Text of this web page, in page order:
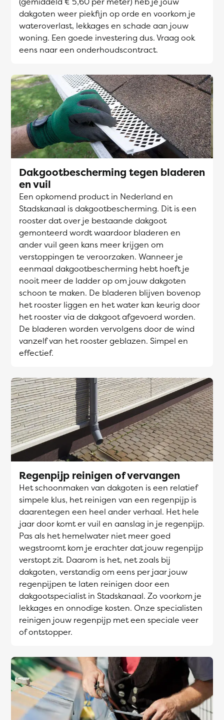
dakgoten weer piekfijn op orde en voorkom je
wateroverlast, lekkages en schade aan jouw
woning. Een goede investering dus. Vraag ook
eens naar een onderhoudscontract.
Dakgootbescherming tegen bladeren
en vuil
Een opkomend product in Nederland en
Stadskanaal is dakgootbescherming. Dit is een
rooster dat over je bestaande dakgoot
gemonteerd wordt waardoor bladeren en
ander vuil geen kans meer krijgen om
verstoppingen te veroorzaken. Wanneer je
eenmaal dakgootbescherming hebt hoeft je
nooit meer de ladder op om jouw dakgoten
schoon te maken. De bladeren blijven bovenop
het rooster liggen en het water kan keurig door
het rooster via de dakgoot afgevoerd worden.
De bladeren worden vervolgens door de wind
vanzelf van het rooster geblazen. Simpel en
effectief.
Regenpijp reinigen of vervangen
Het schoonmaken van dakgoten is een relatief
simpele klus, het reinigen van een regenpijp is
daarentegen een heel ander verhaal. Het hele
jaar door komt er vuil en aanslag in je regenpijp.
Pas als het hemelwater niet meer goed
wegstroomt kom je erachter dat jouw regenpijp
verstopt zit. Daarom is het, net zoals bij
dakgoten, verstandig om eens per jaar jouw
regenpijpen te laten reinigen door een
dakgootspecialist in Stadskanaal. Zo voorkom je
lekkages en onnodige kosten. Onze specialisten
reinigen jouw regenpijp met een speciale veer
of ontstopper.